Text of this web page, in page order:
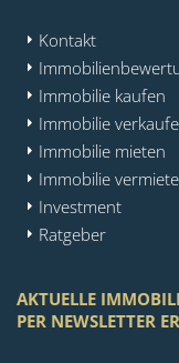
Kontakt
Immobilie kaufen
Immobilie
Immobilie mieten
Immobilie
Investment
Ratgeber
AKTUELLE
PER NEWSLETTER